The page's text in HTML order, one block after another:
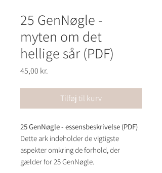
25 GenNøgle -
myten om det
hellige sår (PDF)
45,00 kr.
Tilføj til kurv
25 GenNøgle - essensbeskrivelse (PDF)
Dette ark indeholder de vigtigste
aspekter omkring de forhold, der
gælder for 25 GenNøgle.